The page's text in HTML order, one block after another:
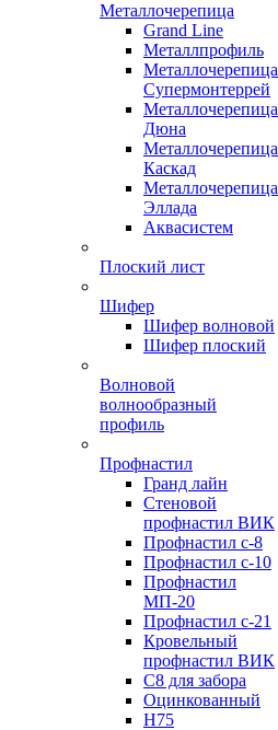
Металлочерепица
Grand Line
Металлпрофиль
Металлочерепица
Супермонтеррей
Металлочерепица
Дюна
Металлочерепица
Каскад
Металлочерепица
Эллада
Аквасистем
Плоский лист
Шифер
Шифер волновой
Шифер плоский
Волновой
волнообразный
профиль
Профнастил
Гранд лайн
Стеновой
профнастил ВИК
Профнастил с-8
Профнастил с-10
Профнастил
МП-20
Профнастил с-21
Кровельный
профнастил ВИК
С8 для забора
Оцинкованный
Н75